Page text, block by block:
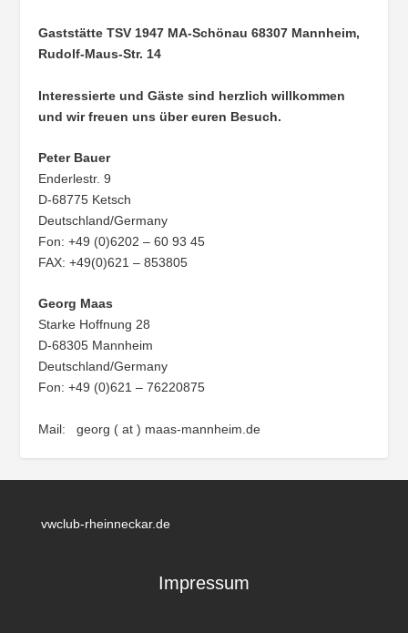
Gaststätte TSV 1947 MA-Schönau68307 Mannheim,
Rudolf-Maus-Str. 14
Interessierte und Gäste sind herzlich willkommen
und wir freuen uns über euren Besuch.
Peter Bauer
Enderlestr. 9
D-68775 Ketsch
Deutschland/Germany
Fon: +49 (0)6202 – 60 93 45
FAX: +49(0)621 – 853805
Georg Maas
Starke Hoffnung 28
D-68305 Mannheim
Deutschland/Germany
Fon: +49 (0)621 – 76220875
Mail: georg ( at ) maas-mannheim.de
vwclub-rheinneckar.de
Impressum